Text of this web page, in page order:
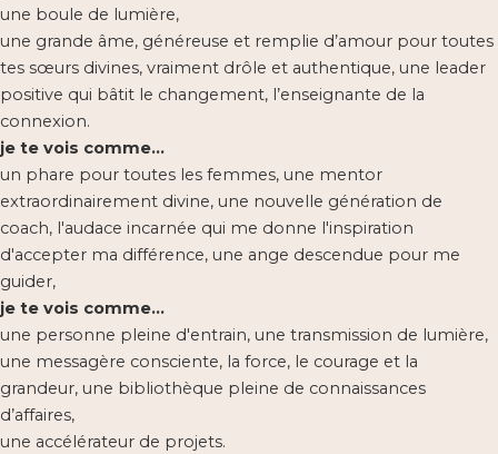
une boule de lumière,
une grande âme, généreuse et remplie d’amour pour toutes
tes sœurs divines, vraiment drôle et authentique, une leader
positive qui bâtit le changement, l’enseignante de la
connexion.
je te vois comme…
un phare pour toutes les femmes, une mentor
extraordinairement divine, une nouvelle génération de
coach, l'audace incarnée qui me donne l'inspiration
d'accepter ma différence, une ange descendue pour me
guider,
je te vois comme…
une personne pleine d'entrain, une transmission de lumière,
une messagère consciente, la force, le courage et la
grandeur, une bibliothèque pleine de connaissances
d’affaires,
une accélérateur de projets.